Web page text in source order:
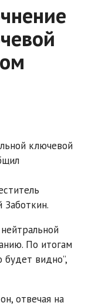
ключевой
Заботкин.
По итогам
будет видно”,
отвечая на